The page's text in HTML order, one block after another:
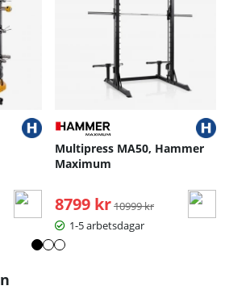
handtag/delar.
Multipress MA50, Hammer
Maximum
8799 kr Ordinarie pris:
10999 kr
1-5 arbetsdagar